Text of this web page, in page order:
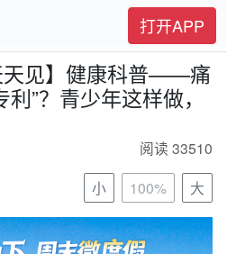
打开APP
天见】健康科普——痛
”？青少年这样做，
阅读 33510
小
100% 大